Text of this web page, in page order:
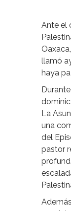
Ante el
llamó
haya
La
una
del
pastor